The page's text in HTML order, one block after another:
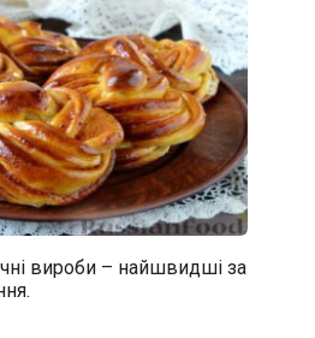
вироби – найшвидші за